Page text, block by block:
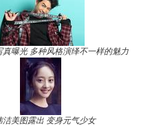
真曝光 多种风格演绎不一样的魅力
洁美图露出 变身元气少女